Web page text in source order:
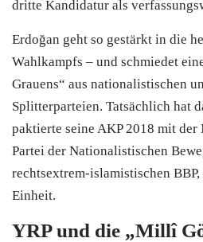
dritte Kandidatur als
Erdoğan geht so gestärkt in die
Wahlkampfs – und schmiedet
Grauens“ aus nationalistischen
Splitterparteien. Tatsächlich hat
paktierte seine AKP 2018 mit der
Partei der Nationalistischen
rechtsextrem-islamistischen
Einheit.
YRP und die „Millî